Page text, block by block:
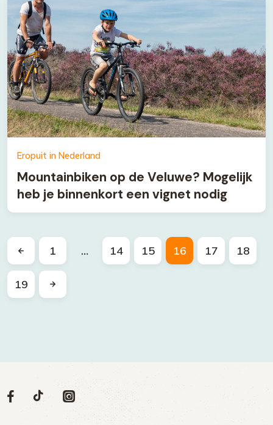
Eropuit in Nederland
Mountainbiken op de Veluwe? Mogelijk
heb je binnenkort een vignet nodig
1 … 14 15 16 17 18
19
Volg
Social
Volg
Volg
Volg